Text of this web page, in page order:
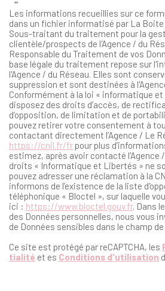
**
Les informations recueillies sur ce
dans un fichier informatisé par La
Sous-traitant du traitement pour la
clientèle/prospects de l'Agence / du
Responsable du Traitement de vos
base légale du traitement repose sur
l'Agence / du Réseau. Elles sont
suppression et sont destinées à
Conformément à la loi « informatique
disposez des droits d’accès, de
d’opposition, de limitation et de
pouvez retirer votre consentement à
contactant directement l’Agence / Le
https://cnil.fr/fr pour plus
estimez, après avoir contacté l'Agence
droits « Informatique et Libertés » ne
pouvez adresser une réclamation à la
informons de l’existence de la liste
téléphonique « Bloctel », sur laquelle
ici : https://www.bloctel.gouv.fr. Dans
des Données personnelles, nous vous
de Données sensibles dans le champ
Ce site est protégé par reCAPTCHA, les
tialité et es Conditions d'utilisation